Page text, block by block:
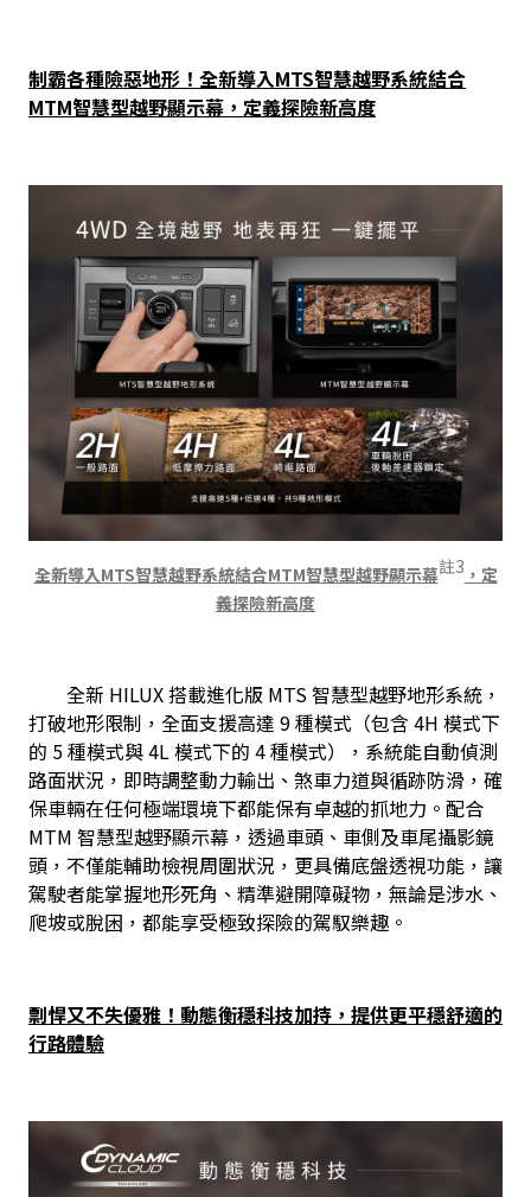
制霸各種險惡地形！全新導入MTS智慧越野系統結合
MTM智慧型越野顯示幕，定義探險新高度
全新導入MTS智慧越野系統結合MTM智慧型越野顯示幕註3 ，定
義探險新高度
全新 HILUX 搭載進化版 MTS 智慧型越野地形系統，
打破地形限制，全面支援高達 9 種模式（包含 4H 模式下
的 5 種模式與 4L 模式下的 4 種模式），系統能自動偵測
路面狀況，即時調整動力輸出、煞車力道與循跡防滑，確
保車輛在任何極端環境下都能保有卓越的抓地力。配合
MTM 智慧型越野顯示幕，透過車頭、車側及車尾攝影鏡
頭，不僅能輔助檢視周圍狀況，更具備底盤透視功能，讓
駕駛者能掌握地形死角、精準避開障礙物，無論是涉水、
爬坡或脫困，都能享受極致探險的駕馭樂趣。
剽悍又不失優雅！動態衡穩科技加持，提供更平穩舒適的
行路體驗